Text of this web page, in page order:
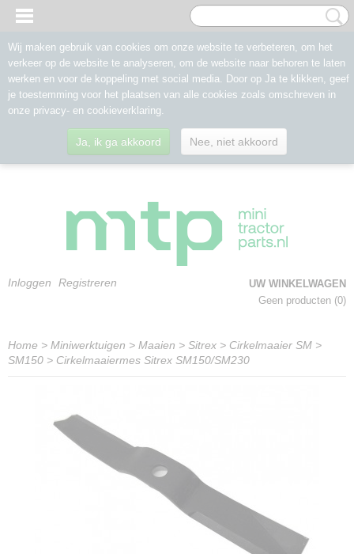
Inloggen Registreren
UW WINKELWAGEN
Geen producten (0)
Home > Miniwerktuigen > Maaien > Sitrex > Cirkelmaaier SM >
SM150 > Cirkelmaaiermes Sitrex SM150/SM230
Wij maken gebruik van cookies om onze website te verbeteren, om het
verkeer op de website te analyseren, om de website naar behoren te laten
werken en voor de koppeling met social media. Door op Ja te klikken, geef
je toestemming voor het plaatsen van alle cookies zoals omschreven in
onze privacy- en cookieverklaring.
Ja, ik ga akkoord Nee, niet akkoord